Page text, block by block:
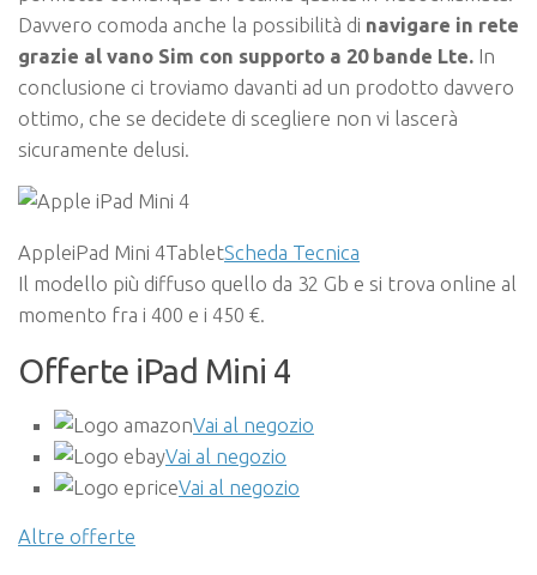
Davvero comoda anche la possibilità di navigare in rete
grazie al vano Sim con supporto a 20 bande Lte. In
conclusione ci troviamo davanti ad un prodotto davvero
ottimo, che se decidete di scegliere non vi lascerà
sicuramente delusi.
AppleiPad Mini 4TabletScheda Tecnica
Il modello più diffuso quello da 32 Gb e si trova online al
momento fra i 400 e i 450 €.
Offerte iPad Mini 4
Vai al negozio
Vai al negozio
Vai al negozio
Altre offerte